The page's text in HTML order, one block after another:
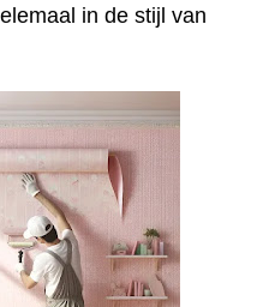
in de stijl van